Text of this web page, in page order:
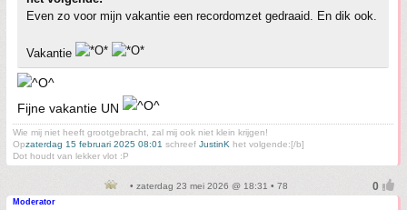
Even zo voor mijn vakantie een recordomzet gedraaid. En dik ook.
Vakantie
Fijne vakantie UN
Wie mij niet heeft grootgebracht, zal mij ook niet klein krijgen!
Opzaterdag 15 februari 2025 08:01 schreef JustinK het volgende:[/b]
Dot houdt van lekker vlot :P
• zaterdag 23 mei 2026 @ 18:31 • 78
Moderator